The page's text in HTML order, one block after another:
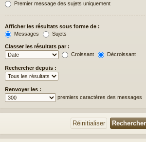
Premier message des sujets uniquement
Afficher les résultats sous forme de :
Messages
Sujets
Classer les résultats par :
Croissant
Décroissant
Rechercher depuis :
Renvoyer les :
premiers caractères des messages